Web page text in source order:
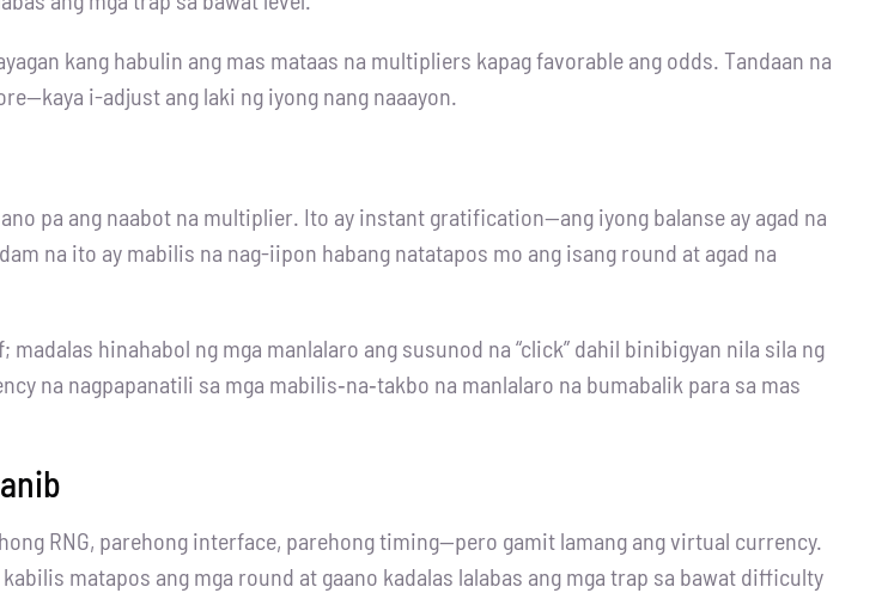
kang habulin ang mas mataas na multipliers kapag favorable ang odds. Tandaan na
i-adjust ang laki ng iyong nang naaayon.
pa ang naabot na multiplier. Ito ay instant gratification—ang iyong balanse ay agad na
na ito ay mabilis na nag-iipon habang natatapos mo ang isang round at agad na
hinahabol ng mga manlalaro ang susunod na “click” dahil binibigyan nila sila ng
na nagpapanatili sa mga mabilis‑na‑takbo na manlalaro na bumabalik para sa mas
RNG, parehong interface, parehong timing—pero gamit lamang ang virtual currency.
matapos ang mga round at gaano kadalas lalabas ang mga trap sa bawat difficulty